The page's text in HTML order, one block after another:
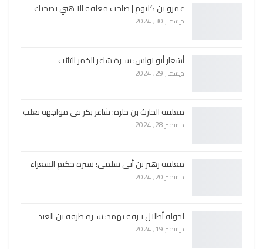
عمرو بن كلثوم | صاحب معلقة الا هبي بصحنك
ديسمبر 30, 2024
أشعار أبو نواس: سيرة شاعر الخمر التائب
ديسمبر 29, 2024
معلقة الحارث بن حلزة: شاعر بكر في مواجهة تغلب
ديسمبر 28, 2024
معلقة زهير بن أبي سلمى: سيرة حكيم الشعراء
ديسمبر 20, 2024
لخولة أطلال ببرقة ثهمد: سيرة طرفة بن العبد
ديسمبر 19, 2024